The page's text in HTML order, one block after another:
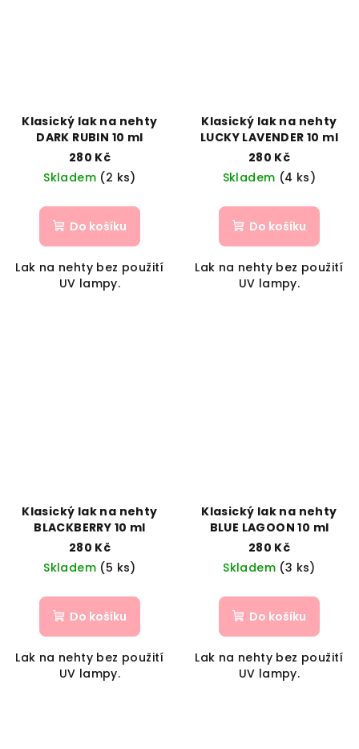
Klasický lak na nehty
DARK RUBIN 10 ml
280 Kč
Skladem (2 ks)
Do košíku
Lak na nehty bez použití
UV lampy.
Klasický lak na nehty
LUCKY LAVENDER 10 ml
280 Kč
Skladem (4 ks)
Do košíku
Lak na nehty bez použití
UV lampy.
Klasický lak na nehty
BLACKBERRY 10 ml
280 Kč
Skladem (5 ks)
Do košíku
Lak na nehty bez použití
UV lampy.
Klasický lak na nehty
BLUE LAGOON 10 ml
280 Kč
Skladem (3 ks)
Do košíku
Lak na nehty bez použití
UV lampy.